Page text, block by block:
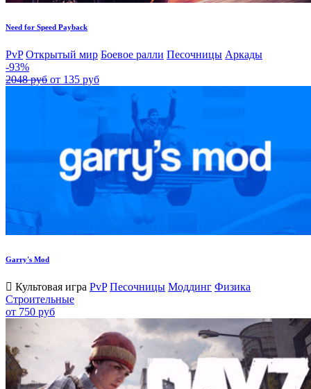
Need for Speed Payback
PvP Открытый мир Боевое ралли Песочницы Аркады
-93%
2048 руб от 135 руб
Garry's Mod
Культовая игра PvP Песочницы Моддинг Физика
Строительные
от 750 руб